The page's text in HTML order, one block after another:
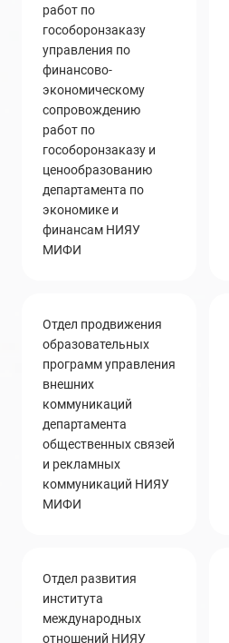
работ по
гособоронзаказу
управления по
финансово-
экономическому
сопровождению
работ по
гособоронзаказу и
ценообразованию
департамента по
экономике и
финансам НИЯУ
МИФИ
отдел продвижения
образовательных
программ управления
внешних
коммуникаций
департамента
общественных связей
и рекламных
коммуникаций НИЯУ
МИФИ
отдел развития
института
международных
отношений НИЯУ